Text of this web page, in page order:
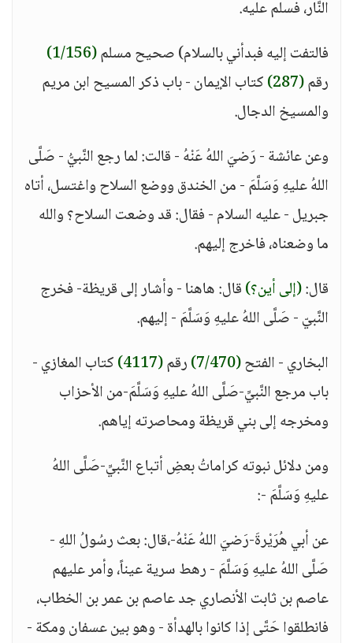
النَّار، فسلم عليه.
فالتفت إليه فبدأني بالسلام) صحيح مسلم(1/156)
رقم(287)
كتاب الإيمان - باب ذكر المسيح ابن مريم
والمسيخ الدجال.
وعن عائشة - رَضيَ اللهُ عَنْهُ - قالت: لما رجع النَّبيُّ - صَلَّى
اللهُ عليهِ وَسَلَّمَ - من الخندق ووضع السلاح واغتسل، أتاه
جبريل - عليه السلام - فقال: قد وضعت السلاح؟ والله
ما وضعناه، فاخرج إليهم.
قال:(إلى أين؟)قال: هاهنا - وأشار إلى قريظة- فخرج
النَّبيّ - صَلَّى اللهُ عليهِ وَسَلَّمَ - إليهم.
البخاري - الفتح(7/470) رقم(4117)
كتاب المغازي -
باب مرجع النَّبيِّ-صَلَّى اللهُ عليهِ وَسَلَّمَ-من الأحزاب
ومخرجه إلى بني قريظة ومحاصرته إياهم.
ومن دلائل نبوته كراماتُ بعضِ أتباع النَّبيِّ-صَلَّى اللهُ
عليهِ وَسَلَّمَ -:
عن أبي هُرَيْرةَ-رَضيَ اللهُ عَنْهُ-،قال: بعث رسُولُ اللهِ -
صَلَّى اللهُ عليهِ وَسَلَّمَ - رهط سرية عيناً، وأمر عليهم
عاصم بن ثابت الأنصاري جد عاصم بن عمر بن الخطاب،
فانطلقوا حَتَّى إذا كانوا بالهدأة - وهو بين عسفان ومكة -